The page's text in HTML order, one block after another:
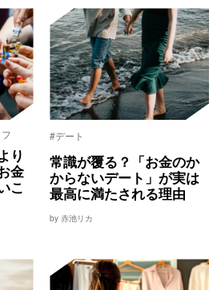
り
金
こ
#デート
常識が覆る？「お金のか
からないデート」が実は
最高に満たされる理由
by 赤池リカ